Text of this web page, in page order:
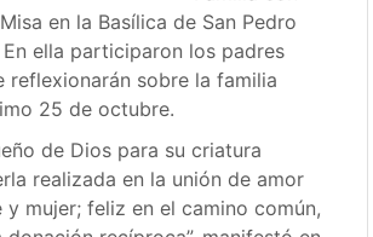
en la Basílica de San Pedro
ella participaron los padres
reflexionarán sobre la familia
25 de octubre.
de Dios para su criatura
realizada en la unión de amor
y mujer; feliz en el camino común,